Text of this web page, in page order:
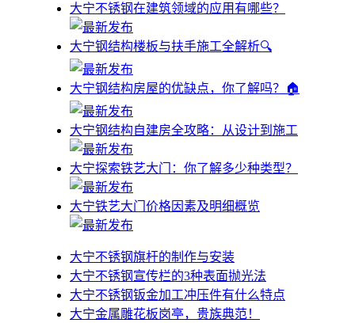
大宁不锈钢在建筑领域的应用有哪些？
大宁钢结构楼板与扶手施工全解析🔍
大宁钢结构房屋的优缺点，你了解吗？🏠
大宁钢结构自建房全攻略：从设计到施工
大宁探索铁艺大门：你了解多少种类型？
大宁铁艺大门价格因素及明细概览
大宁不锈钢旗杆的制作与安装
大宁不锈钢宣传栏的3种表面抛光法
大宁不锈钢钣金加工冲压件有什么特点
大宁金属雕花板岗亭，贵族典范！